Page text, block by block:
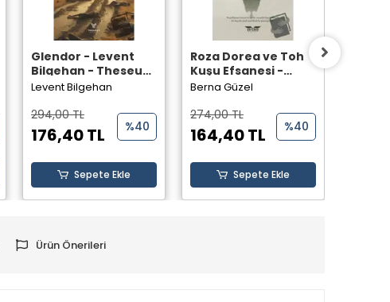
Glendor - Levent
Bilgehan - Theseus
Yayınevi -
Levent Bilgehan
294,00 TL
176,40 TL %40
Sepete Ekle
Roza Dorea ve Toh
Kuşu Efsanesi -
Berna Güzel -
Berna Güzel
274,00 TL
164,40 TL %40
Sepete Ekle
Ürün Önerileri